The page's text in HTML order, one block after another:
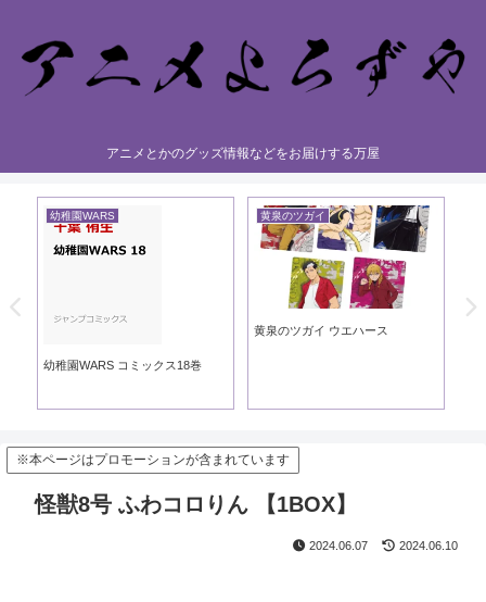
アニメとかのグッズ情報などをお届けする万屋
幼稚園WARS
幼稚園WARS コミックス18巻
黄泉のツガイ
黄泉のツガイ ウエハース
※本ページはプロモーションが含まれています
怪獣8号 ふわコロりん 【1BOX】
2024.06.07 2024.06.10